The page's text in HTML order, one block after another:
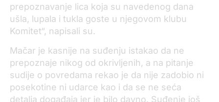
prepoznavanje lica koja su navedenog dana
ušla, lupala i tukla goste u njegovom klubu
Komitet“, napisali su.
Mačar je kasnije na suđenju istakao da ne
prepoznaje nikog od okrivljenih, a na pitanje
sudije o povredama rekao je da nije zadobio ni
posekotine ni udarce kao i da se ne seća
detalja događaja jer je bilo davno. Suđenje još